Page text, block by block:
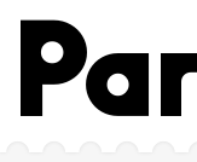
跳到主要内容区块
网站导览